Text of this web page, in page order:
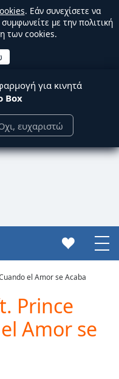
. Εάν συνεχίσετε να
με την πολιτική
των cookies.
για κινητά
Box
ευχαριστώ
el Amor se Acaba
Prince
Amor se